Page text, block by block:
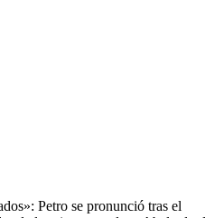
Petro se pronunció tras el